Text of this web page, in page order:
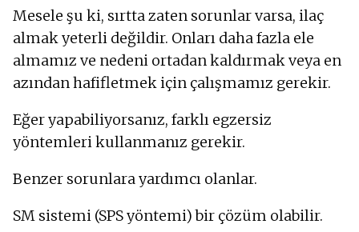
Mesele şu ki, sırtta zaten sorunlar varsa, ilaç
almak yeterli değildir. Onları daha fazla ele
almamız ve nedeni ortadan kaldırmak veya en
azından hafifletmek için çalışmamız gerekir.
Eğer yapabiliyorsanız, farklı egzersiz
yöntemleri kullanmanız gerekir.
Benzer sorunlara yardımcı olanlar.
SM sistemi (SPS yöntemi) bir çözüm olabilir.